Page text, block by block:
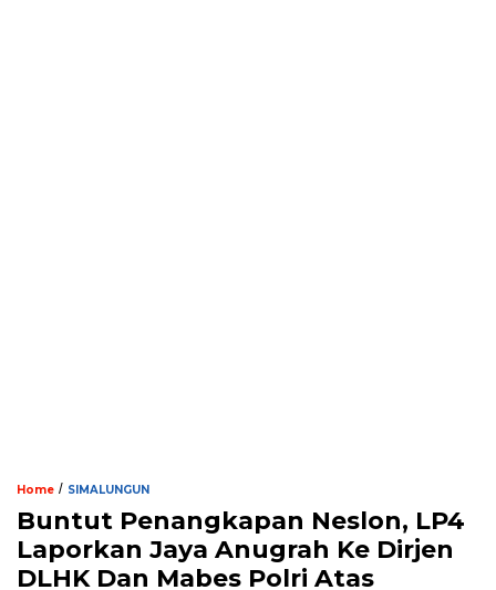
Home / SIMALUNGUN
Buntut Penangkapan Neslon, LP4
Laporkan Jaya Anugrah Ke Dirjen
DLHK Dan Mabes Polri Atas